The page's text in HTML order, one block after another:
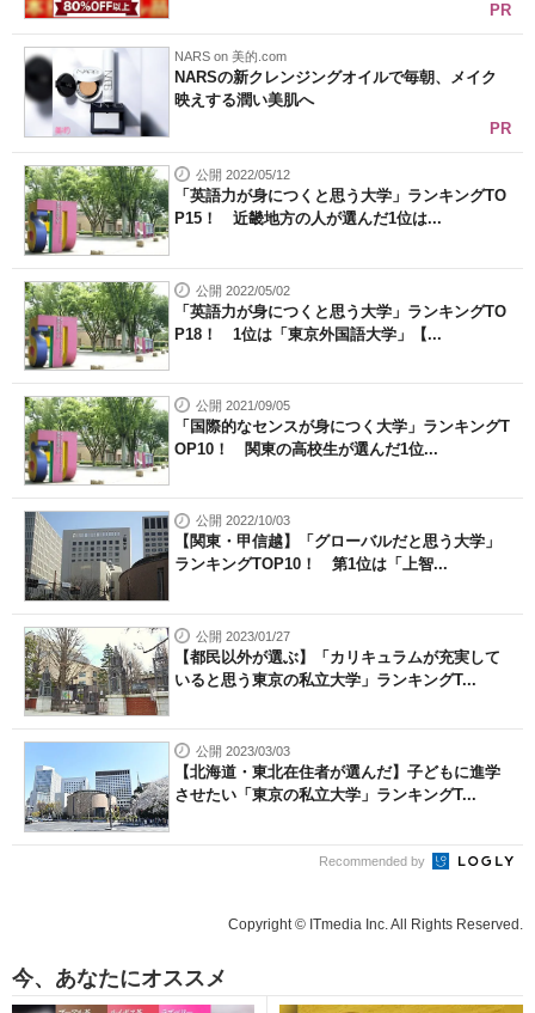
PR
NARS on 美的.com
NARSの新クレンジングオイルで毎朝、メイク
映えする潤い美肌へ
PR
公開 2022/05/12
「英語力が身につくと思う大学」ランキングTO
P15！ 近畿地方の人が選んだ1位は...
公開 2022/05/02
「英語力が身につくと思う大学」ランキングTO
P18！ 1位は「東京外国語大学」【...
公開 2021/09/05
「国際的なセンスが身につく大学」ランキングT
OP10！ 関東の高校生が選んだ1位...
公開 2022/10/03
【関東・甲信越】「グローバルだと思う大学」
ランキングTOP10！ 第1位は「上智...
公開 2023/01/27
【都民以外が選ぶ】「カリキュラムが充実して
いると思う東京の私立大学」ランキングT...
公開 2023/03/03
【北海道・東北在住者が選んだ】子どもに進学
させたい「東京の私立大学」ランキングT...
Recommended by
Copyright © ITmedia Inc. All Rights Reserved.
今、あなたにオススメ